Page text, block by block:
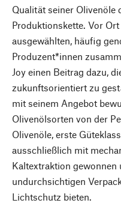
Qualität seiner Olivenöle
Produktionskette. Vor
ausgewählten, häufig
Produzent*innen
Joy einen Beitrag dazu,
zukunftsorientiert zu
mit seinem Angebot
Olivenölsorten von der
Olivenöle, erste
ausschließlich mit
Kaltextraktion gewonnen
undurchsichtigen
Lichtschutz bieten.